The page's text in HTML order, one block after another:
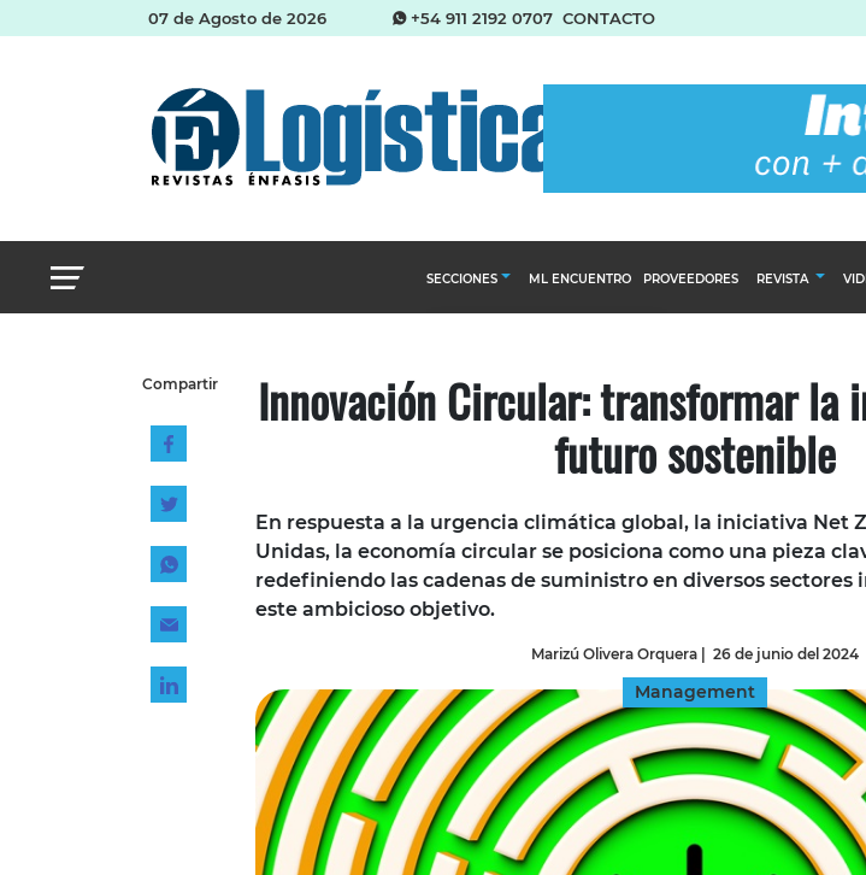
07 de Agosto de 2026 +54 911 2192 0707 CONTACTO
SECCIONES
Almacenes e inventarios
Cadena de Suministro del Agro
Logística y distribución
Management
Tecnología
Transporte
ML ENCUENTRO PROVEEDORES REVISTA
Compartir Innovación Circular: transformar la
futuro sostenible
En respuesta a la urgencia climática global, la iniciativa Net
Unidas, la economía circular se posiciona como una pieza
redefiniendo las cadenas de suministro en diversos sectores
este ambicioso objetivo.
Marizú Olivera Orquera 26 de junio del 2024
Management